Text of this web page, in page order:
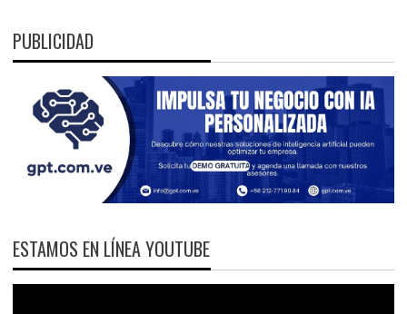
PUBLICIDAD
ESTAMOS EN LÍNEA YOUTUBE